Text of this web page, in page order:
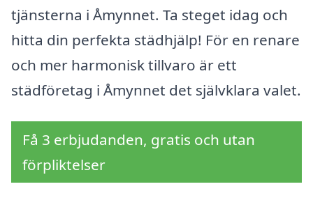
tjänsterna i Åmynnet. Ta steget idag och
hitta din perfekta städhjälp! För en renare
och mer harmonisk tillvaro är ett
städföretag i Åmynnet det självklara valet.
Få 3 erbjudanden, gratis och utan
förpliktelser